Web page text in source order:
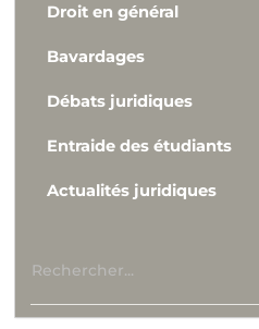
Droit en général
Bavardages
Débats juridiques
Entraide des étudiants
Actualités juridiques